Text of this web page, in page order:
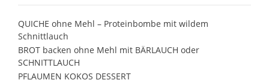
QUICHE ohne Mehl – Proteinbombe mit wildem
Schnittlauch
BROT backen ohne Mehl mit BÄRLAUCH oder
SCHNITTLAUCH
PFLAUMEN KOKOS DESSERT